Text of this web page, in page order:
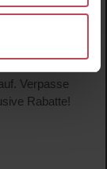
Verpasse
Rabatte!